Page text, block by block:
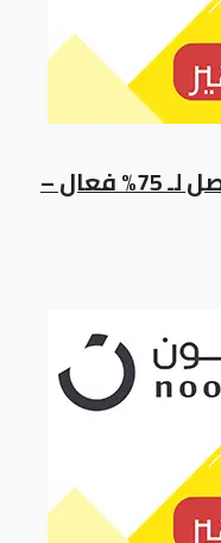
كود خصم نون دكتورة اروى يصل لـ 75% فعال –